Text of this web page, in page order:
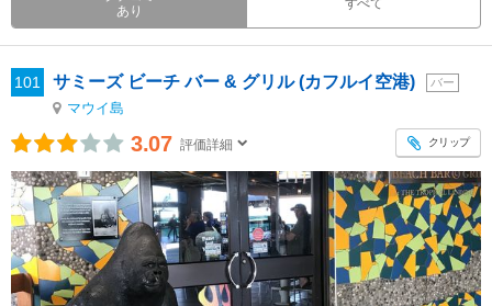
あり
101 サミーズ ビーチ バー & グリル (カフルイ空港) バー
マウイ島
3.07 評価詳細 クリップ